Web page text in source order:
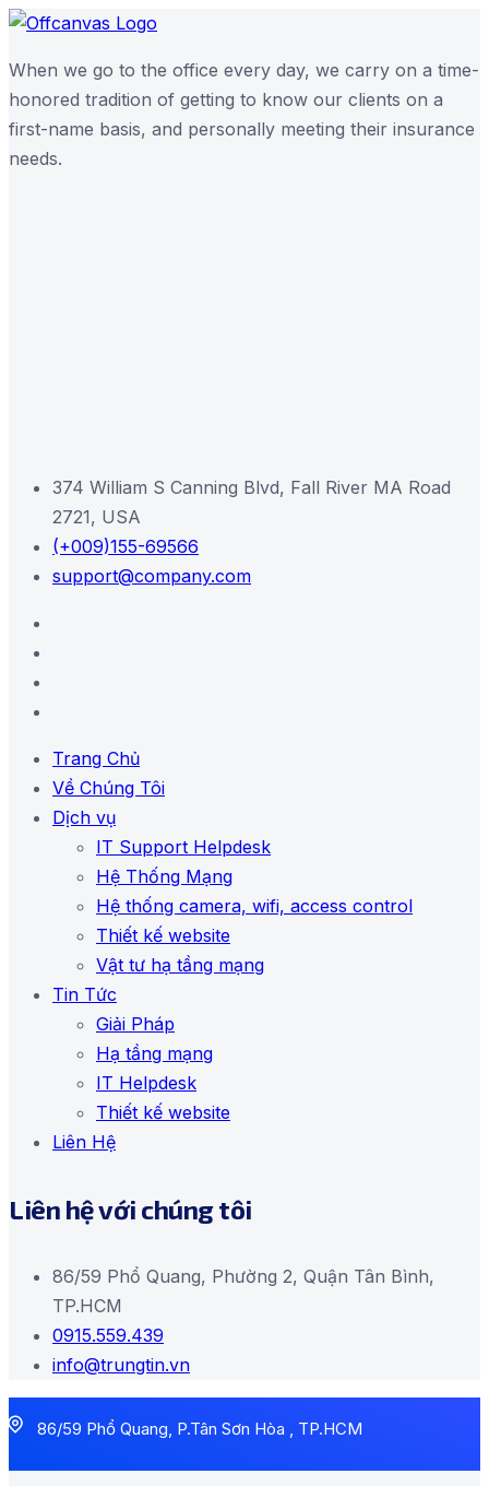
When we go to the office every day, we carry on a time-
honored tradition of getting to know our clients on a
first-name basis, and personally meeting their insurance
needs.
374 William S Canning Blvd, Fall River MA Road
2721, USA
(+009)155-69566
support@company.com
Trang Chủ
Về Chúng Tôi
Dịch vụ
IT Support Helpdesk
Hệ Thống Mạng
Hệ thống camera, wifi, access control
Thiết kế website
Vật tư hạ tầng mạng
Tin Tức
Giải Pháp
Hạ tầng mạng
IT Helpdesk
Thiết kế website
Liên Hệ
Liên hệ với chúng tôi
86/59 Phổ Quang, Phường 2, Quận Tân Bình,
TP.HCM
0915.559.439
info@trungtin.vn
86/59 Phổ Quang, P.Tân Sơn Hòa , TP.HCM